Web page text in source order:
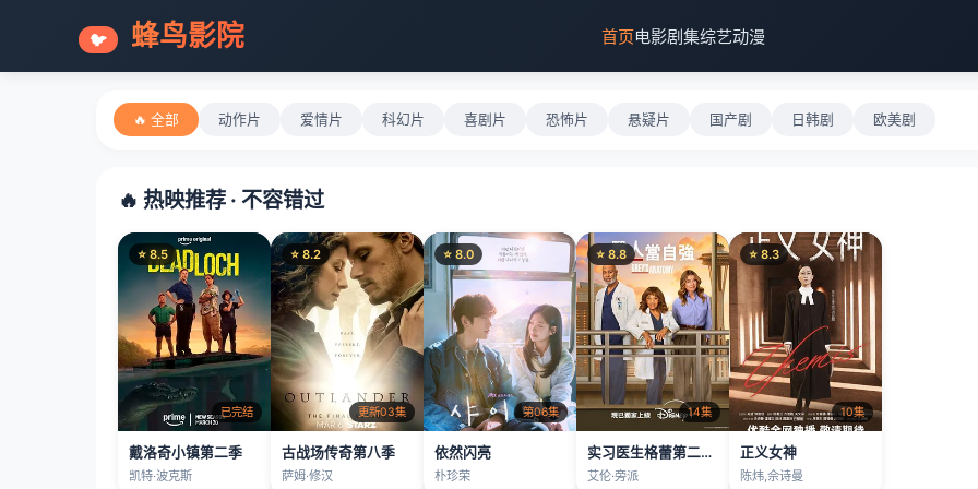
🐦 蜂鸟影院 首页电影剧集综艺动漫
🔥 全部 动作片 爱情片 科幻片 喜剧片 恐怖片 悬疑片 国产剧 日韩剧 欧美剧
🔥 热映推荐 · 不容错过
⭐ 8.5
已完结
戴洛奇小镇第二季
凯特·波克斯
⭐ 8.2
更新03集
古战场传奇第八季
萨姆·修汉
⭐ 8.0
第06集
依然闪亮
朴珍荣
⭐ 8.8
14集
实习医生格蕾第二十二季
艾伦·旁派
⭐ 8.3
10集
正义女神
陈炜,佘诗曼